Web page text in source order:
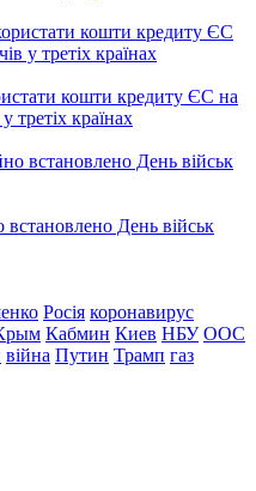
кошти кредиту ЄС на
третіх країнах
День військ
Росія коронавирус
Кабмин Киев НБУ ООС
війна Путин Трамп газ